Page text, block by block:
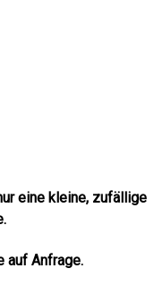
eine kleine, zufällige
auf Anfrage.